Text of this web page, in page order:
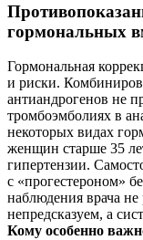
гормональных
Гормональная
и риски.
антиандрогенов не
тромбоэмболиях в
некоторых видах
женщин старше 35
гипертензии.
с «прогестероном»
наблюдения врача
непредсказуем, а
Кому особенно